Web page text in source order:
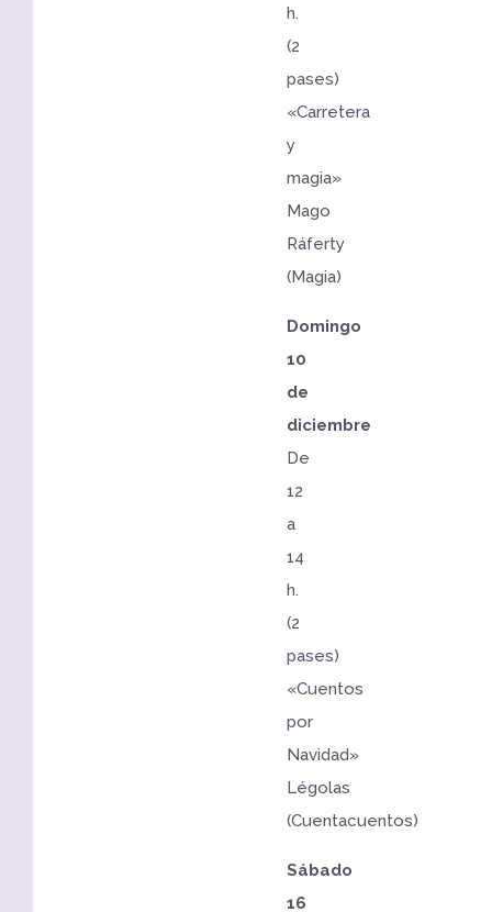
h.
(2
pases)
«Carretera
y
magia»
Mago
Ráferty
(Magia)
Domingo
10
de
diciembre
De
12
a
14
h.
(2
pases)
«Cuentos
por
Navidad»
Légolas
(Cuentacuentos)
Sábado
16